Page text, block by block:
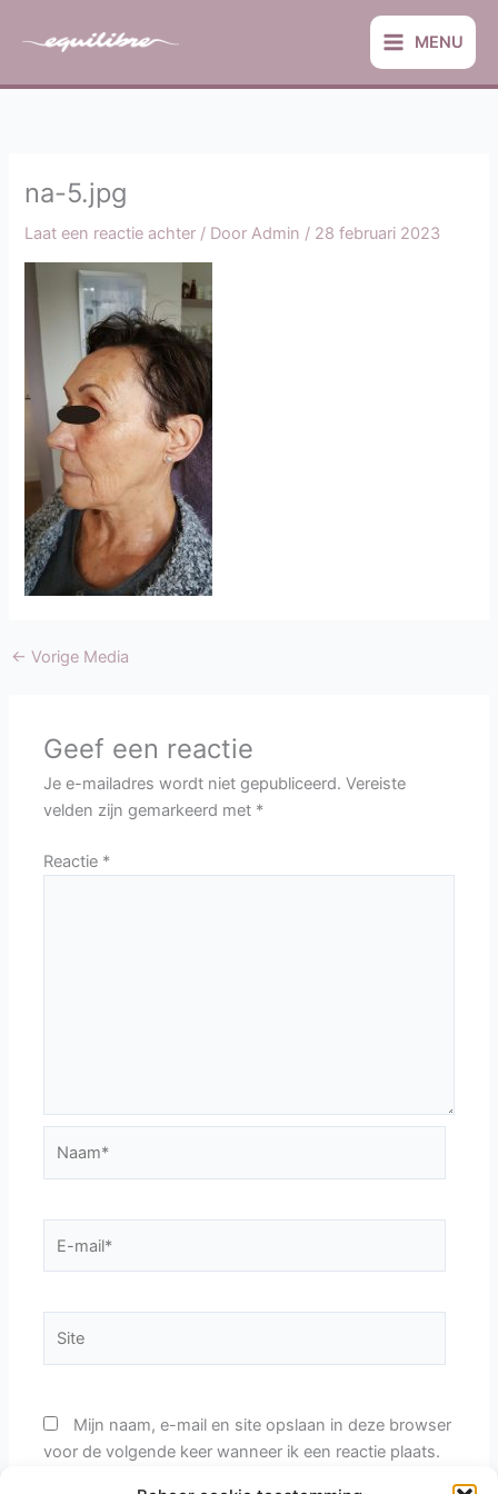
naar
inhoud
MENU
na-5.jpg
Laat een reactie achter / DoorAdmin / 28 februari 2023
← Vorige Media
Geef een reactie
Je e-mailadres wordt niet gepubliceerd. Vereiste
velden zijn gemarkeerd met *
Reactie *
mail*
Mijn naam, e-mail en site opslaan in deze browser
voor de volgende keer wanneer ik een reactie plaats.